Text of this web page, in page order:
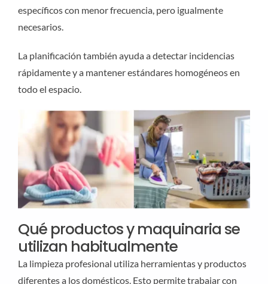
específicos con menor frecuencia, pero igualmente
necesarios.
La planificación también ayuda a detectar incidencias
rápidamente y a mantener estándares homogéneos en
todo el espacio.
Qué productos y maquinaria se
utilizan habitualmente
La limpieza profesional utiliza herramientas y productos
diferentes a los domésticos. Esto permite trabajar con